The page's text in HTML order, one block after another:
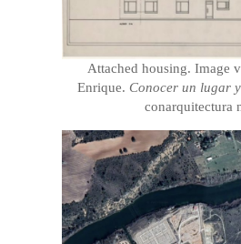
Attached housing. Image
Enrique. Conocer un lugar
conarquitectura